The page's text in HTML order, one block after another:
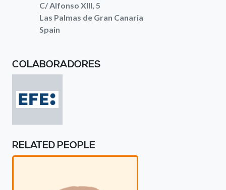
C/ Alfonso XIII, 5
Las Palmas de Gran Canaria
Spain
COLABORADORES
RELATED PEOPLE